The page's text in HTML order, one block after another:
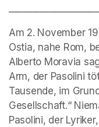
Am 2. November
Ostia, nahe Rom,
Alberto Moravia
Arm, der Pasolini
Tausende, im
Gesellschaft.“
Pasolini, der